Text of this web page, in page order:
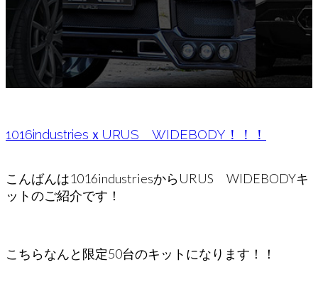
1016industriesｘURUS WIDEBODY！！！
こんばんは1016industriesからURUS WIDEBODYキ
ットのご紹介です！
こちらなんと限定50台のキットになります！！